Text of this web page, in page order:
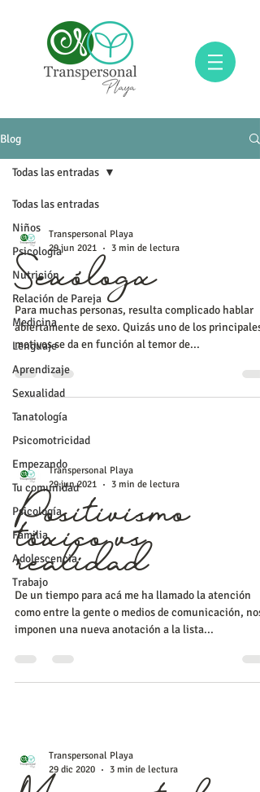
Blog
Todas las entradas
Niños
Psicología
Nutrición
Relación de Pareja
Medicina
Lenguaje
Aprendizaje
Sexualidad
Tanatología
Psicomotricidad
Empezando
Tu comunidad
Psicología
Familia
Adolescencia
Trabajo
Todas las entradas
Transpersonal Playa
29 jun 2021
3 min de lectura
Sexólogx
Para muchas personas, resulta complicado hablar
abiertamente de sexo. Quizás uno de los principales
motivos se da en función al temor de...
Transpersonal Playa
29 jun 2021
3 min de lectura
Positivismo
tóxico vs
realidad
De un tiempo para acá me ha llamado la atención
como entre la gente o medios de comunicación, nos
imponen una nueva anotación a la lista...
Transpersonal Playa
29 dic 2020
3 min de lectura